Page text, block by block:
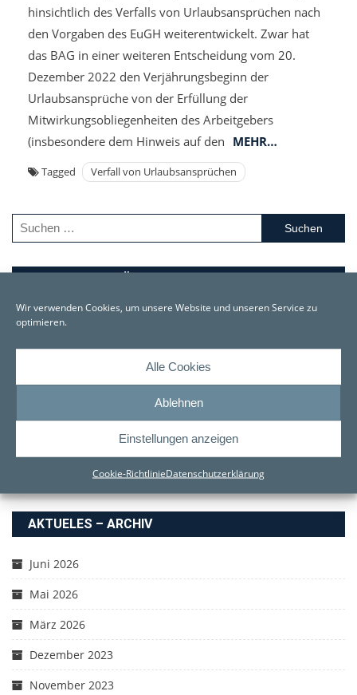
Wir verwenden Cookies, um unsere Website und unseren Service zu
optimieren.
Alle Cookies
Ablehnen
Einstellungen anzeigen
Cookie-RichtlinieDatenschutzerklärung
hinsichtlich des Verfalls von Urlaubsansprüchen nach
den Vorgaben des EuGH weiterentwickelt. Zwar hat
das BAG in einer weiteren Entscheidung vom 20.
Dezember 2022 den Verjährungsbeginn der
Urlaubsansprüche von der Erfüllung der
Mitwirkungsobliegenheiten des Arbeitgebers
(insbesondere dem Hinweis auf den MEHR…
Tagged Verfall von Urlaubsansprüchen
Suchen
nach:
Bürgergeldreform ab dem 1. Juli 2026 – Was
26. Juni 2026
Immer wieder: Pflegegrad abgelehnt oder zu niedrig –
Wehren Sie sich dagegen !
AKTUELES – ARCHIV
Juni 2026
Mai 2026
März 2026
Dezember 2023
November 2023